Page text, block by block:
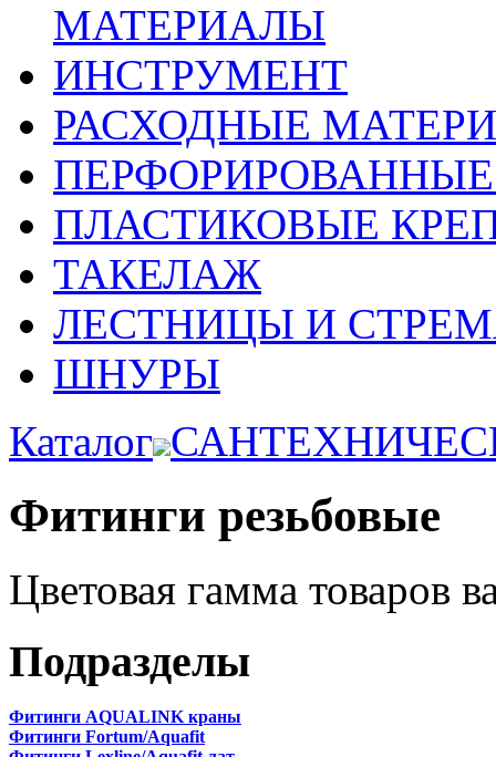
МАТЕРИАЛЫ
ИНСТРУМЕНТ
РАСХОДНЫЕ
ПЛАСТИКОВЫЕ
ТАКЕЛАЖ
ЛЕСТНИЦЫ И
ШНУРЫ
Каталог
Фитинги резьбовые
Цветовая гамма товаров
Подразделы
Фитинги AQUALINK краны
Фитинги Fortum/Aquafit